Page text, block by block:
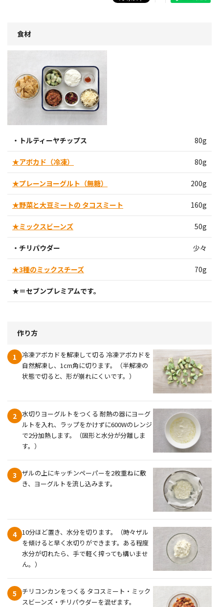
食材
・トルティーヤチップス 80g
★アボカド（冷凍） 80g
★プレーンヨーグルト（無糖） 200g
★野菜と大豆ミートの タコスミート 160g
★ミックスビーンズ 50g
・チリパウダー 少々
★3種のミックスチーズ 70g
★＝セブンプレミアムです。
作り方
1
冷凍アボカドを解凍して切る 冷凍アボカドを
自然解凍し、1cm角に切ります。（半解凍の
状態で切ると、形が崩れにくいです。）
2 水切りヨーグルトをつくる 耐熱の器にヨーグ
ルトを入れ、ラップをかけずに600Wのレンジ
で2分加熱します。（固形と水分が分離しま
す。）
3
ザルの上にキッチンペーパーを2枚重ねに敷
き、ヨーグルトを流し込みます。
4 10分ほど置き、水分を切ります。（時々ザル
を傾けると早く水切りができます。ある程度
水分が切れたら、手で軽く搾っても構いませ
ん。）
5
チリコンカンをつくる タコスミート・ミック
スビーンズ・チリパウダーを混ぜます。